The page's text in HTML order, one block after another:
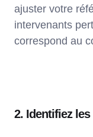
ajuster votre
intervenants
correspond au
2. Identifiez